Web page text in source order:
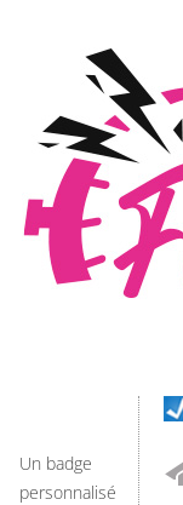
Un badge
personnalisé